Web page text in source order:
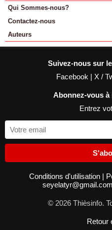
Qui Sommes-nous?
Contactez-nous
Auteurs
Suivez-nous sur
Facebook | X /
Abonnez-vous
Entrez
Conditions d'utilisation |
seyelatyr@gmail.com
© 2026 Thièsinfo.
Retour